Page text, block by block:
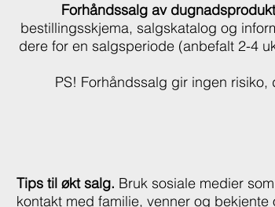
Forhåndssalg av
bestillingsskjema, salgskatalog og
dere for en salgsperiode (anbefalt 2-4
PS! Forhåndssalg gir ingen
Tips til økt salg. Bruk sosiale medier
kontakt med familie, venner og